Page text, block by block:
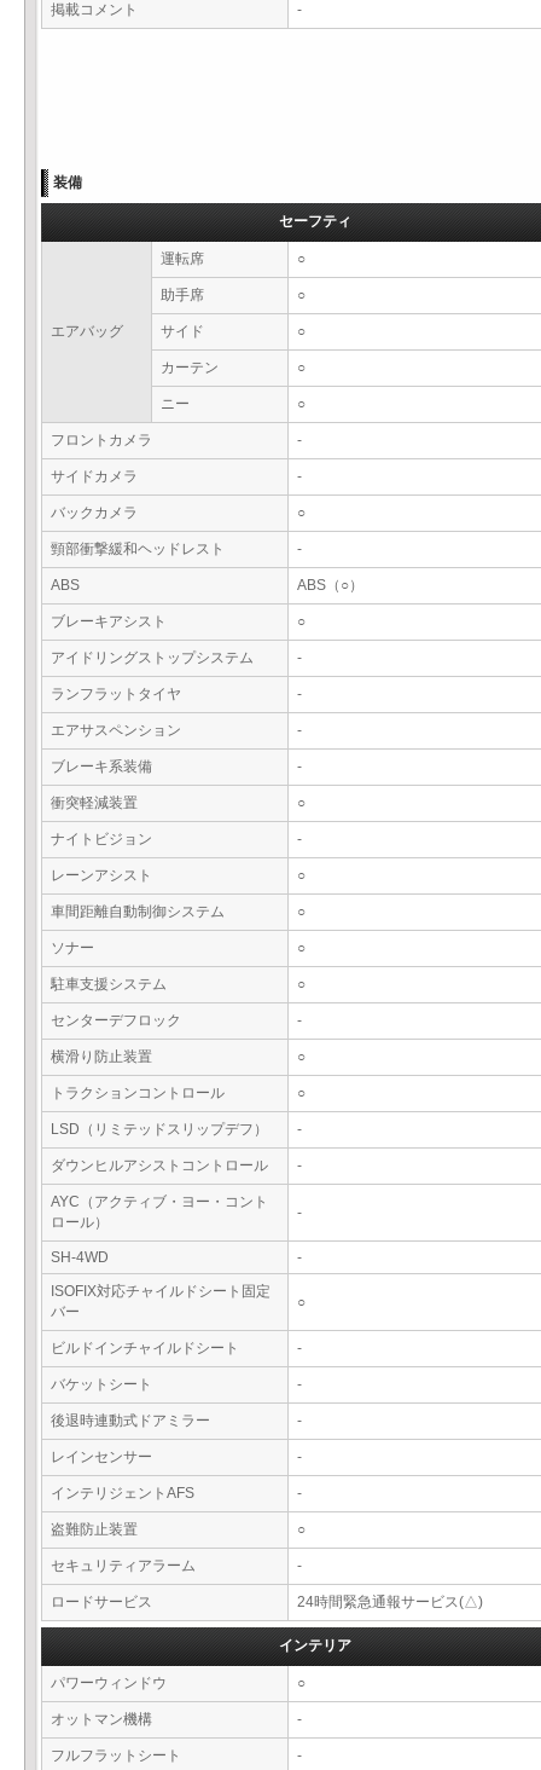
掲載コメント -
装備
セーフティ
エアバッグ
運転席 ○
助手席 ○
サイド ○
カーテン ○
ニー ○
フロントカメラ -
サイドカメラ -
バックカメラ ○
頸部衝撃緩和ヘッドレスト -
ABS ABS（○）
ブレーキアシスト ○
アイドリングストップシステム -
ランフラットタイヤ -
エアサスペンション -
ブレーキ系装備 -
衝突軽減装置 ○
ナイトビジョン -
レーンアシスト ○
車間距離自動制御システム ○
ソナー ○
駐車支援システム ○
センターデフロック -
横滑り防止装置 ○
トラクションコントロール ○
LSD（リミテッドスリップデフ） -
ダウンヒルアシストコントロール -
AYC（アクティブ・ヨー・コント
ロール）
-
SH-4WD
-
ISOFIX対応チャイルドシート固定
バー
○
ビルドインチャイルドシート -
バケットシート -
後退時連動式ドアミラー -
レインセンサー -
インテリジェントAFS -
盗難防止装置 ○
セキュリティアラーム -
ロードサービス 24時間緊急通報サービス(△)
インテリア
パワーウィンドウ ○
オットマン機構 -
フルフラットシート -